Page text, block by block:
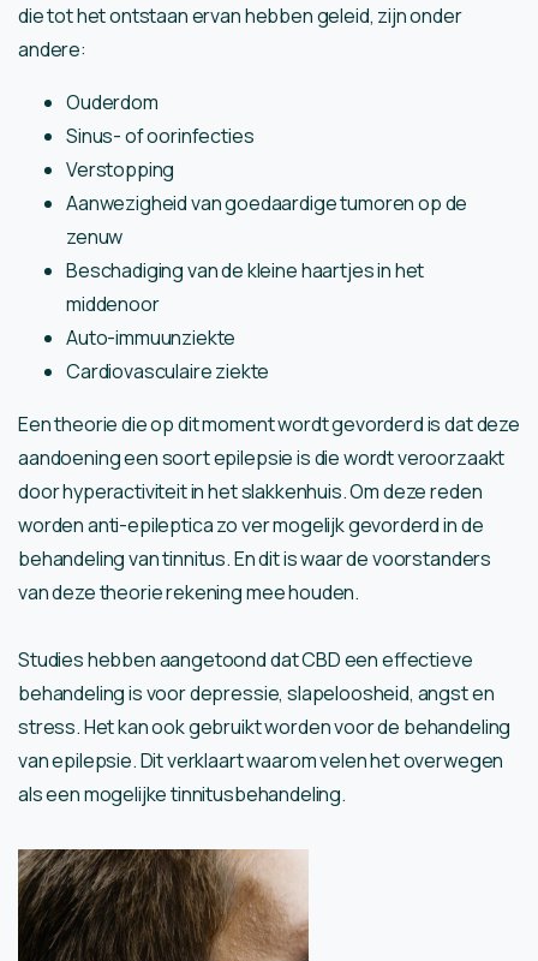
die tot het ontstaan ervan hebben geleid, zijn onder
andere:
Ouderdom
Sinus- of oorinfecties
Verstopping
Aanwezigheid van goedaardige tumoren op de
zenuw
Beschadiging van de kleine haartjes in het
middenoor
Auto-immuunziekte
Cardiovasculaire ziekte
Een theorie die op dit moment wordt gevorderd is dat deze
aandoening een soort epilepsie is die wordt veroorzaakt
door hyperactiviteit in het slakkenhuis. Om deze reden
worden anti-epileptica zo ver mogelijk gevorderd in de
behandeling van tinnitus. En dit is waar de voorstanders
van deze theorie rekening mee houden.
Studies hebben aangetoond dat CBD een effectieve
behandeling is voor depressie, slapeloosheid, angst en
stress. Het kan ook gebruikt worden voor de behandeling
van epilepsie. Dit verklaart waarom velen het overwegen
als een mogelijke tinnitusbehandeling.